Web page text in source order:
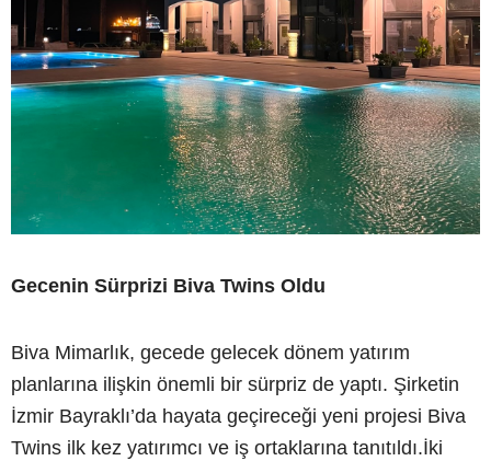
Gecenin Sürprizi Biva Twins Oldu
Biva Mimarlık, gecede gelecek dönem yatırım
planlarına ilişkin önemli bir sürpriz de yaptı. Şirketin
İzmir Bayraklı’da hayata geçireceği yeni projesi Biva
Twins ilk kez yatırımcı ve iş ortaklarına tanıtıldı.İki